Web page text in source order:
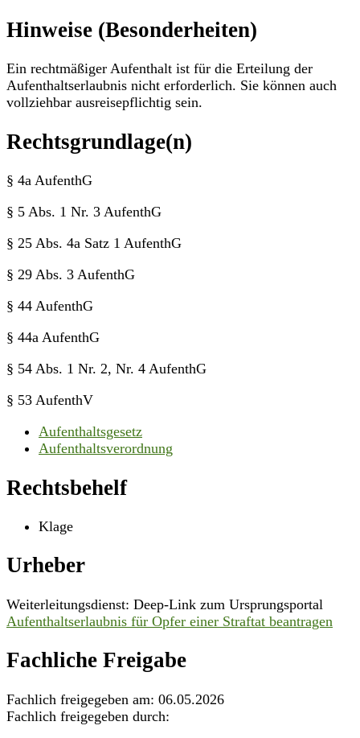
Hinweise (Besonderheiten)
Ein rechtmäßiger Aufenthalt ist für die Erteilung der
Aufenthaltserlaubnis nicht erforderlich. Sie können auch
vollziehbar ausreisepflichtig sein.
Rechtsgrundlage(n)
§ 4a AufenthG
§ 5 Abs. 1 Nr. 3 AufenthG
§ 25 Abs. 4a Satz 1 AufenthG
§ 29 Abs. 3 AufenthG
§ 44 AufenthG
§ 44a AufenthG
§ 54 Abs. 1 Nr. 2, Nr. 4 AufenthG
§ 53 AufenthV
Aufenthaltsgesetz
Aufenthaltsverordnung
Rechtsbehelf
Klage
Urheber
Weiterleitungsdienst: Deep-Link zum Ursprungsportal
Aufenthaltserlaubnis für Opfer einer Straftat beantragen
Fachliche Freigabe
Fachlich freigegeben am: 06.05.2026
Fachlich freigegeben durch: